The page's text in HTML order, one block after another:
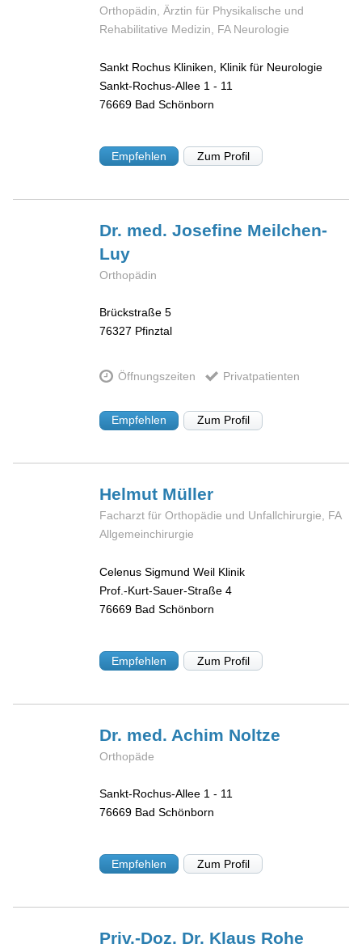
Orthopädin, Ärztin für Physikalische und
Rehabilitative Medizin, FA Neurologie
Sankt Rochus Kliniken, Klinik für Neurologie
Sankt-Rochus-Allee 1 - 11
76669 Bad Schönborn
Empfehlen Zum Profil
Dr. med. Josefine Meilchen-
Luy
Orthopädin
Brückstraße 5
76327 Pfinztal
Öffnungszeiten Privatpatienten
Empfehlen Zum Profil
Helmut Müller
Facharzt für Orthopädie und Unfallchirurgie, FA
Allgemeinchirurgie
Celenus Sigmund Weil Klinik
Prof.-Kurt-Sauer-Straße 4
76669 Bad Schönborn
Empfehlen Zum Profil
Dr. med. Achim Noltze
Orthopäde
Sankt-Rochus-Allee 1 - 11
76669 Bad Schönborn
Empfehlen Zum Profil
Priv.-Doz. Dr. Klaus Rohe